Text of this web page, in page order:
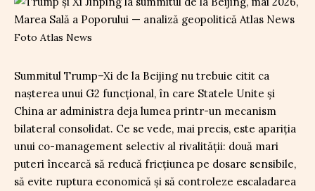
Foto Atlas News
Summitul Trump–Xi de la Beijing nu trebuie citit ca
nașterea unui G2 funcțional, în care Statele Unite și
China ar administra deja lumea printr-un mecanism
bilateral consolidat. Ce se vede, mai precis, este apariția
unui co-management selectiv al rivalității: două mari
puteri încearcă să reducă fricțiunea pe dosare sensibile,
să evite ruptura economică și să controleze escaladarea